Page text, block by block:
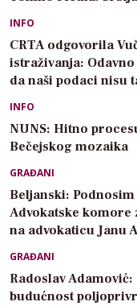
INFO
CRTA odgovorila
istraživanja:
da naši podaci nisu
INFO
NUNS: Hitno
Bečejskog mozaika
GRAĐANI
Beljanski:
Advokatske komore
na advokaticu Janu
GRAĐANI
Radoslav
budućnost